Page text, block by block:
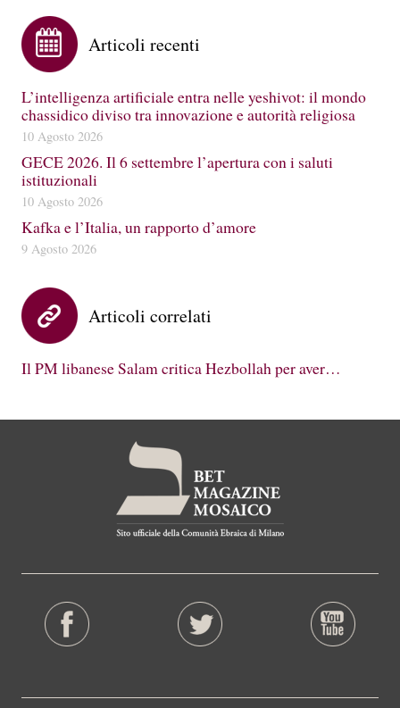
Articoli recenti
L’intelligenza artificiale entra nelle yeshivot: il mondo
chassidico diviso tra innovazione e autorità religiosa
10 Agosto 2026
GECE 2026. Il 6 settembre l’apertura con i saluti
istituzionali
10 Agosto 2026
Kafka e l’Italia, un rapporto d’amore
9 Agosto 2026
Articoli correlati
Il PM libanese Salam critica Hezbollah per aver…